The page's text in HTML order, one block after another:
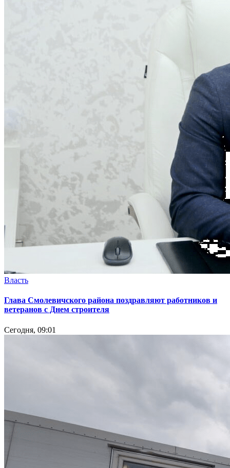
Власть
Глава Смолевичского района поздравляют работников и
ветеранов с Днем строителя
Сегодня, 09:01